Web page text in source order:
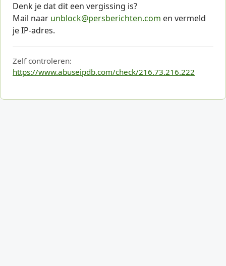
Denk je dat dit een vergissing is?
Mail naar unblock@persberichten.com en vermeld
je IP-adres.
Zelf controleren:
https://www.abuseipdb.com/check/216.73.216.222